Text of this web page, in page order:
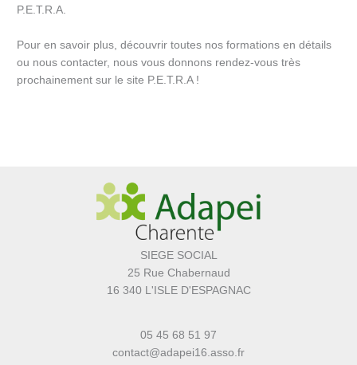
P.E.T.R.A.
Pour en savoir plus, découvrir toutes nos formations en détails
ou nous contacter, nous vous donnons rendez-vous très
prochainement sur le site P.E.T.R.A !
SIEGE SOCIAL
25 Rue Chabernaud
16 340 L'ISLE D'ESPAGNAC
05 45 68 51 97
contact@adapei16.asso.fr